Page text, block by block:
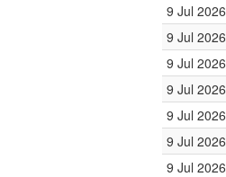
9 Jul 2026
9 Jul 2026
9 Jul 2026
9 Jul 2026
9 Jul 2026
9 Jul 2026
9 Jul 2026